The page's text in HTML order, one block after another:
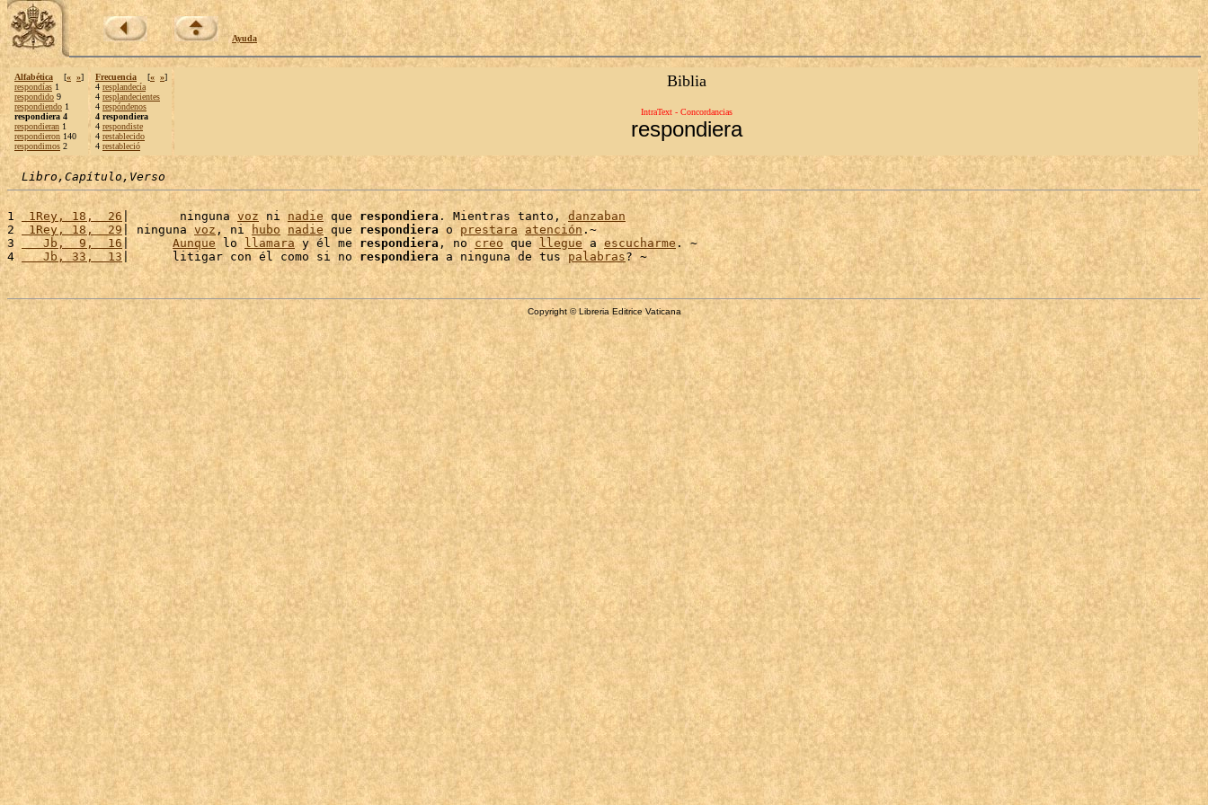
Ayuda
Alfabética [« »]
respondías 1
respondido 9
respondiendo 1
respondiera 4
respondieran 1
respondieron 140
respondimos 2
Frecuencia [« »]
4 resplandecía
4 resplandecientes
4 respóndenos
4 respondiera
4 respondiste
4 restablecido
4 restableció
Biblia
IntraText - Concordancias
respondiera
Libro,Capítulo,Verso
1 1Rey, 18,  26 |       ninguna voz ni nadie que respondiera . Mientras tanto, danzaban
2 1Rey, 18,  29 | ninguna voz , ni hubo nadie que respondiera o prestara atención .~
3
   Jb,  9,  16
| Aunque lo llamara y él me respondiera , no creo que llegue a escucharme . ~
4
   Jb, 33,  13
|      litigar con él como si no respondiera a ninguna de tus palabras
Copyright © Libreria Editrice Vaticana